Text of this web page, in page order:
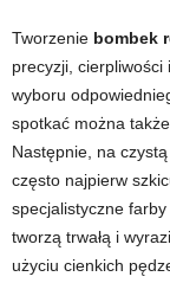
Tworzenie bombek
precyzji, cierpliwości
wyboru
spotkać można
Następnie, na
często najpierw
specjalistyczne
tworzą trwałą i
użyciu cienkich